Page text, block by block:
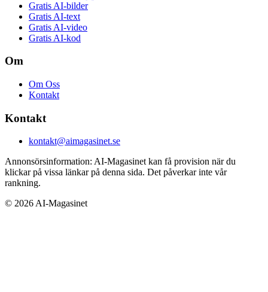
Gratis AI-bilder
Gratis AI-text
Gratis AI-video
Gratis AI-kod
Om
Om Oss
Kontakt
Kontakt
kontakt@aimagasinet.se
Annonsörsinformation: AI-Magasinet kan få provision när du
klickar på vissa länkar på denna sida. Det påverkar inte vår
rankning.
© 2026AI-Magasinet